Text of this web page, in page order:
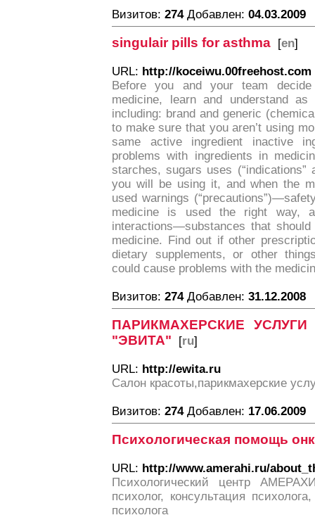
Визитов: 274Добавлен: 04.03.2009
singulair pills for asthma [en]
URL: http://koceiwu.00freehost.com
Before you and your team
medicine, learn and understand
including: brand and generic
to make sure that you aren’t using
same active ingredient inactive
problems with ingredients in
starches, sugars uses (“indications”
you will be using it, and when the
used warnings
medicine is used the right way,
interactions—substances that
medicine. Find out if other
dietary supplements, or other
could cause problems with the
Визитов: 274Добавлен: 31.12.2008
ПАРИКМАХЕРСКИЕ
"ЭВИТА" [ru]
URL: http://ewita.ru
Салон красоты,парикмахерские
Визитов: 274Добавлен: 17.06.2009
Психологическая помощь
URL: http://www.amerahi.ru/
Психологический центр
психолог, консультация
психолога